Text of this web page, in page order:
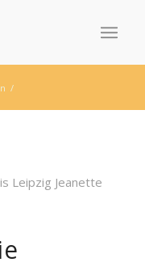
/
Leipzig Jeanette